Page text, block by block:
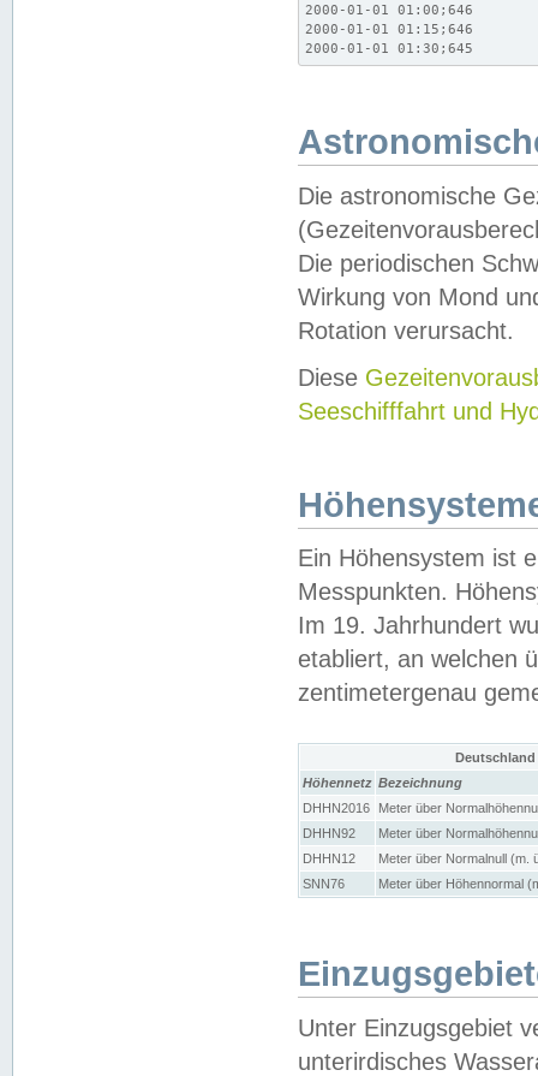
2000-01-01 01:00;646
2000-01-01 01:15;646
2000-01-01 01:30;645
Die astronomische
Die periodischen
Wirkung von Mond
Rotation verursacht.
Diese
Seeschifffahrt und
Ein Höhensystem ist
Messpunkten.
Im 19. Jahrhundert
etabliert, an welchen
zentimetergenau
Höhennetz Bezeichnung
DHHN2016
Meter über
DHHN92
Meter über
DHHN12
Meter über Normalnull (m.
SNN76
Meter über Höhennormal
Unter Einzugsgebiet
unterirdisches